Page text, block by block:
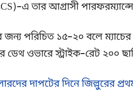
তার আগ্রাসী
জন্য পরিচিত ১৫–২০ বলে
ডেথ ওভারে স্ট্রাইক–রেট ২০০
দাপটের দিনে জিল্লুরের